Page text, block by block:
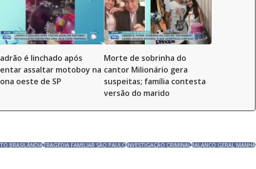
é linchado após
assaltar motoboy na
oeste de SP
Morte de sobrinha do
cantor Milionário gera
suspeitas; família contesta
versão do marido
BRASILÂNDIATRAGÉDIA FAMILIAR SÃO PAULOINVESTIGAÇÃO CRIMINALBALANÇO GERAL MANHÃ